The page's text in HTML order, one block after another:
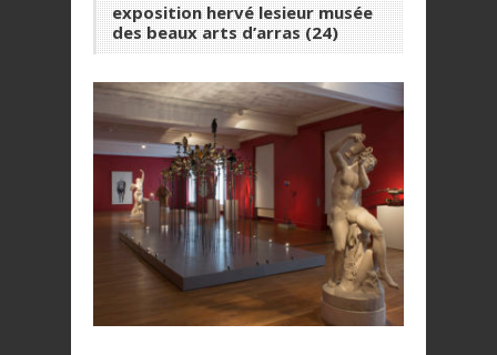
exposition hervé lesieur musée
des beaux arts d’arras (24)